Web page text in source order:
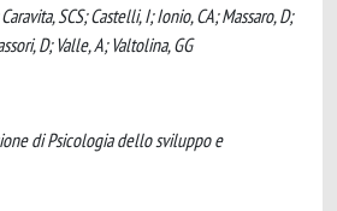
SCS; Castelli, I; Ionio, CA; Massaro, D;
D; Valle, A; Valtolina, GG
di Psicologia dello sviluppo e